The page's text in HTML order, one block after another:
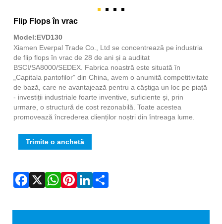
Flip Flops în vrac
Model:EVD130
Xiamen Everpal Trade Co., Ltd se concentrează pe industria
de flip flops în vrac de 28 de ani și a auditat
BSCI/SA8000/SEDEX. Fabrica noastră este situată în
„Capitala pantofilor” din China, avem o anumită competitivitate
de bază, care ne avantajează pentru a câștiga un loc pe piață
- investiții industriale foarte inventive, suficiente și, prin
urmare, o structură de cost rezonabilă. Toate acestea
promovează încrederea clienților noștri din întreaga lume.
Trimite o anchetă